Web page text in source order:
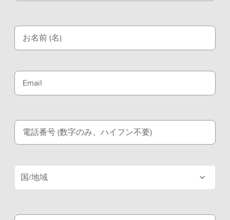
お名前 (名)
Email
電話番号 (数字のみ、ハイフン不要)
国/地域